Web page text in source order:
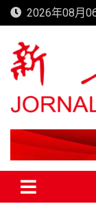
Skip
to
content
2026年08月
新華澳報